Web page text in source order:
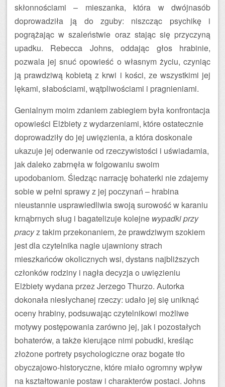
skłonnościami – mieszanka, która w dwójnasób
doprowadziła ją do zguby: niszcząc psychikę i
pogrążając w szaleństwie oraz stając się przyczyną
upadku. Rebecca Johns, oddając głos hrabinie,
pozwala jej snuć opowieść o własnym życiu, czyniąc
ją prawdziwą kobietą z krwi i kości, ze wszystkimi jej
lękami, słabościami, wątpliwościami i pragnieniami.
Genialnym moim zdaniem zabiegiem była konfrontacja
opowieści Elżbiety z wydarzeniami, które ostatecznie
doprowadziły do jej uwięzienia, a która doskonale
ukazuje jej oderwanie od rzeczywistości i uświadamia,
jak daleko zabrnęła w folgowaniu swoim
upodobaniom. Śledząc narrację bohaterki nie zdajemy
sobie w pełni sprawy z jej poczynań – hrabina
nieustannie usprawiedliwia swoją surowość w karaniu
krnąbrnych sług i bagatelizuje kolejne wypadki przy
pracyz takim przekonaniem, że prawdziwym szokiem
jest dla czytelnika nagle ujawniony strach
mieszkańców okolicznych wsi, dystans najbliższych
członków rodziny i nagła decyzja o uwięzieniu
Elżbiety wydana przez Jerzego Thurzo. Autorka
dokonała niesłychanej rzeczy: udało jej się uniknąć
oceny hrabiny, podsuwając czytelnikowi możliwe
motywy postępowania zarówno jej, jak i pozostałych
bohaterów, a także kierujące nimi pobudki, kreśląc
złożone portrety psychologiczne oraz bogate tło
obyczajowo-historyczne, które miało ogromny wpływ
na kształtowanie postaw i charakterów postaci. Johns